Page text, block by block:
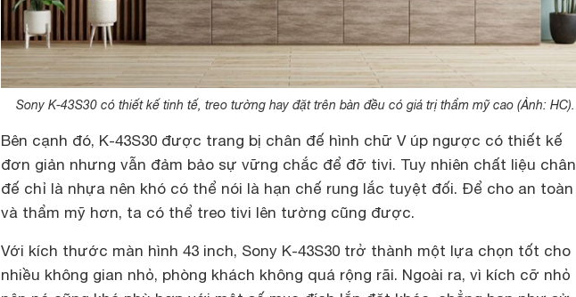
Sony K-43S30 có thiết kế tinh tế, treo tường hay đặt trên bàn đều có giá trị thẩm mỹ cao (Ảnh: HC).
Bên cạnh đó, K-43S30 được trang bị chân đế hình chữ V úp ngược có thiết kế
đơn giản nhưng vẫn đảm bảo sự vững chắc để đỡ tivi. Tuy nhiên chất liệu chân
đế chỉ là nhựa nên khó có thể nói là hạn chế rung lắc tuyệt đối. Để cho an toàn
và thẩm mỹ hơn, ta có thể treo tivi lên tường cũng được.
Với kích thước màn hình 43 inch, Sony K-43S30 trở thành một lựa chọn tốt cho
nhiều không gian nhỏ, phòng khách không quá rộng rãi. Ngoài ra, vì kích cỡ nhỏ